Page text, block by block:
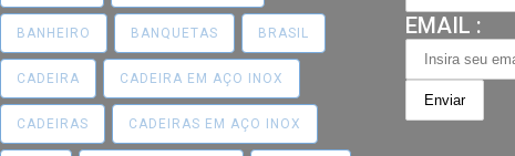
BANHEIRO BANQUETAS BRASIL
CADEIRA CADEIRA EM AÇO INOX
CADEIRAS CADEIRAS EM AÇO INOX
EMAIL :